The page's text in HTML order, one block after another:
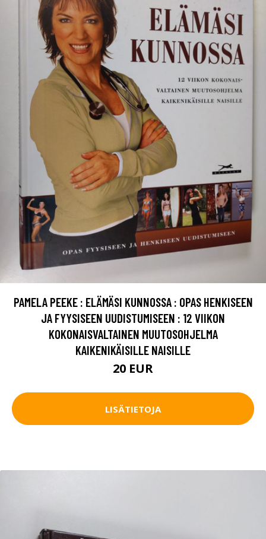
PAMELA PEEKE : ELÄMÄSI KUNNOSSA : OPAS HENKISEEN
JA FYYSISEEN UUDISTUMISEEN : 12 VIIKON
KOKONAISVALTAINEN MUUTOSOHJELMA
KAIKENIKÄISILLE NAISILLE
20 EUR
LISÄTIETOJA